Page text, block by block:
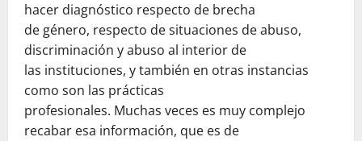
hacer diagnóstico respecto de brecha
de género, respecto de situaciones de abuso,
discriminación y abuso al interior de
las instituciones, y también en otras instancias
como son las prácticas
profesionales. Muchas veces es muy complejo
recabar esa información, que es de